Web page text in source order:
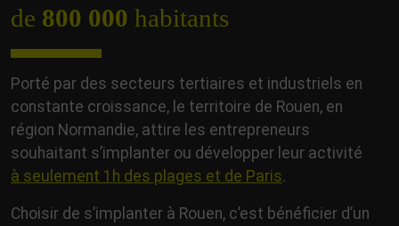
de 800 000 habitants
Porté par des secteurs tertiaires et industriels en
constante croissance, le territoire de Rouen, en
région Normandie, attire les entrepreneurs
souhaitant s’implanter ou développer leur activité
à seulement 1h des plages et de Paris.
Choisir de s’implanter à Rouen, c’est bénéficier d’un